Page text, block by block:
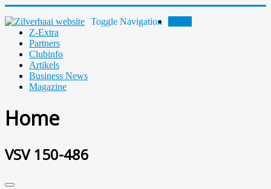
Toggle Navigation
Z-Extra
Partners
Clubinfo
Artikels
Business News
Magazine
Home
VSV 150-486